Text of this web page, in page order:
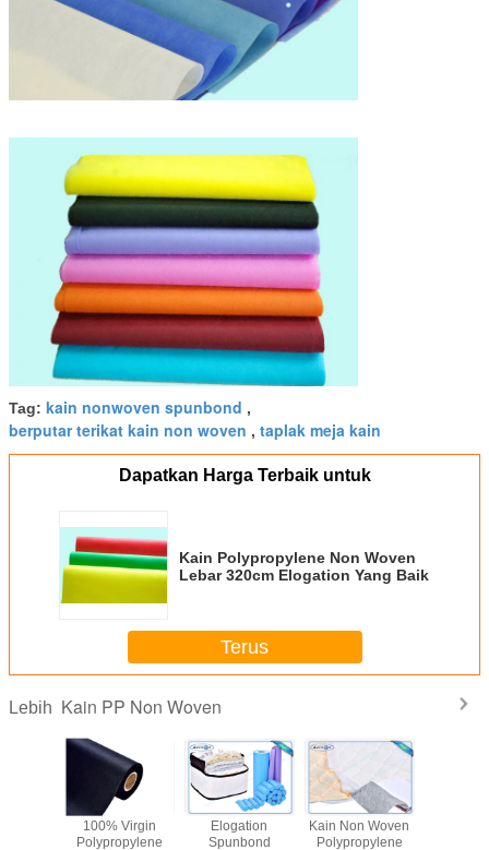
Tag: kain nonwoven spunbond ,
berputar terikat kain non woven , taplak meja kain
Dapatkan Harga Terbaik untuk
Kain Polypropylene Non Woven
Lebar 320cm Elogation Yang Baik
Terus
Lebih Kain PP Non Woven
100% Virgin
Polypropylene
Elogation
Spunbond
Kain Non Woven
Polypropylene